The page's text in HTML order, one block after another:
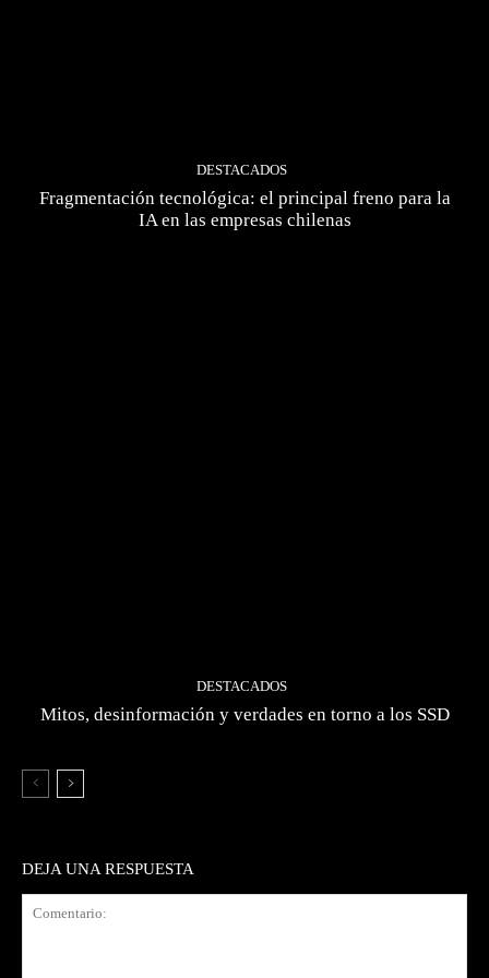
DESTACADOS
Fragmentación tecnológica: el principal freno para la
IA en las empresas chilenas
DESTACADOS
Mitos, desinformación y verdades en torno a los SSD
DEJA UNA RESPUESTA